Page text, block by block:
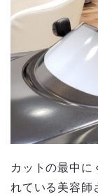
カットの最中に
れている美容師